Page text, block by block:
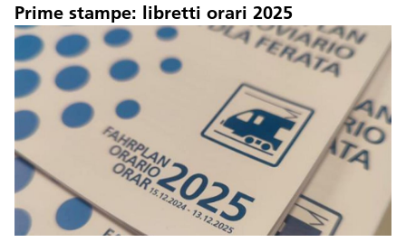
Prime stampe: libretti orari 2025